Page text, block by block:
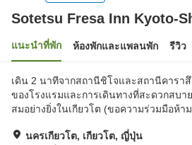
Sotetsu Fresa Inn Kyoto-
แนะนำที่พัก ห้องพักและแพลนพัก รีวิว
เดิน 2 นาทีจากสถานีชิโจและสถานีคารา
ของโรงแรมและการเดินทางที่สะดวกสบา
สมอย่างยิ่งในเกียวโต (ขอความร่วมมือห้
นครเกียวโต, เกียวโต, ญี่ปุ่น